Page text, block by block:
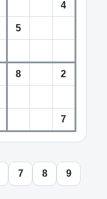
7 8 9